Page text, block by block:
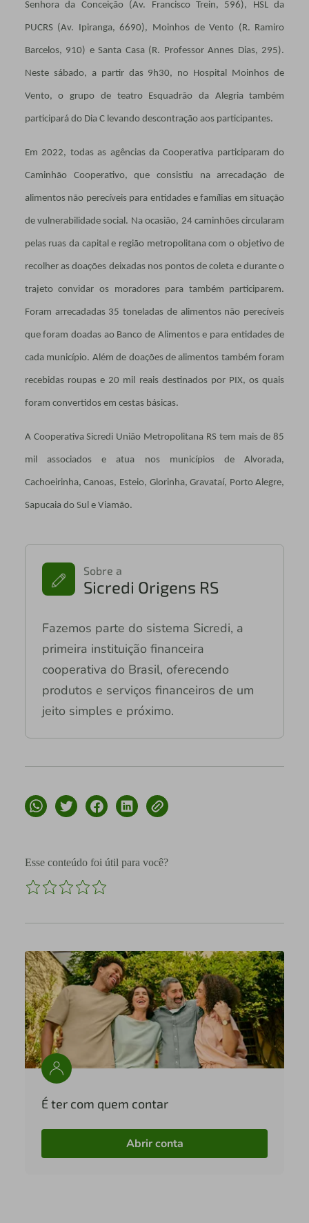
Senhora da Conceição (Av. Francisco Trein, 596), HSL da
PUCRS (Av. Ipiranga, 6690), Moinhos de Vento (R. Ramiro
Barcelos, 910) e Santa Casa (R. Professor Annes Dias, 295).
Neste sábado, a partir das 9h30, no Hospital Moinhos de
Vento, o grupo de teatro Esquadrão da Alegria também
participará do Dia C levando descontração aos participantes.
Em 2022, todas as agências da Cooperativa participaram do
Caminhão Cooperativo, que consistiu na arrecadação de
alimentos não perecíveis para entidades e famílias em situação
de vulnerabilidade social. Na ocasião, 24 caminhões circularam
pelas ruas da capital e região metropolitana com o objetivo de
recolher as doações deixadas nos pontos de coleta e durante o
trajeto convidar os moradores para também participarem.
Foram arrecadadas 35 toneladas de alimentos não perecíveis
que foram doadas ao Banco de Alimentos e para entidades de
cada município. Além de doações de alimentos também foram
recebidas roupas e 20 mil reais destinados por PIX, os quais
foram convertidos em cestas básicas.
A Cooperativa Sicredi União Metropolitana RS tem mais de 85
mil associados e atua nos municípios de Alvorada,
Cachoeirinha, Canoas, Esteio, Glorinha, Gravataí, Porto Alegre,
Sapucaia do Sul e Viamão.
Sobre a
Sicredi Origens RS
Fazemos parte do sistema Sicredi, a
primeira instituição financeira
cooperativa do Brasil, oferecendo
produtos e serviços financeiros de um
jeito simples e próximo.
Esse conteúdo foi útil para você?
É ter com quem contar
Abrir conta